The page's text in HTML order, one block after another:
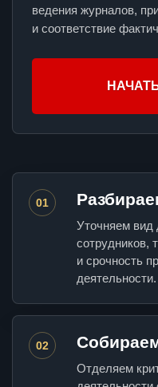
ведения журналов,
и соответствие
01
Уточняем вид
сотрудников,
и срочность
деятельности.
02
Отделяем